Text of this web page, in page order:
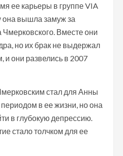
ее карьеры в группе VIA
она вышла замуж за
Вместе они
но их брак не выдержал
они развелись в 2007
стал для Анны
в ее жизни, но она
в глубокую депрессию.
стало толчком для ее